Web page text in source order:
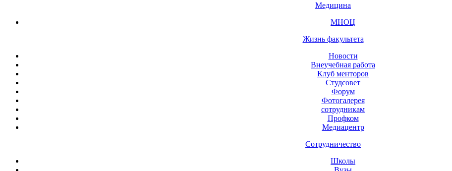
Медицина
МНОЦ
Жизнь факультета
Новости
Внеучебная работа
Клуб менторов
Студсовет
Форум
Фотогалерея
сотрудникам
Профком
Медиацентр
Сотрудничество
Школы